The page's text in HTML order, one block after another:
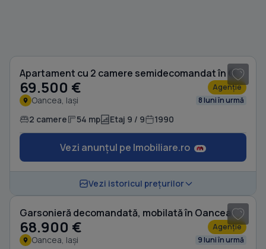
Apartament cu 2 camere semidecomandat în Oancea
69.500 € Agenție
Oancea, Iași 8 luni în urmă
2 camere 54 mp Etaj 9 / 9 1990
Vezi anunțul pe Imobiliare.ro
Vezi istoricul prețurilor
Garsonieră decomandată, mobilată în Oancea
68.900 € Agenție
Oancea, Iași 9 luni în urmă